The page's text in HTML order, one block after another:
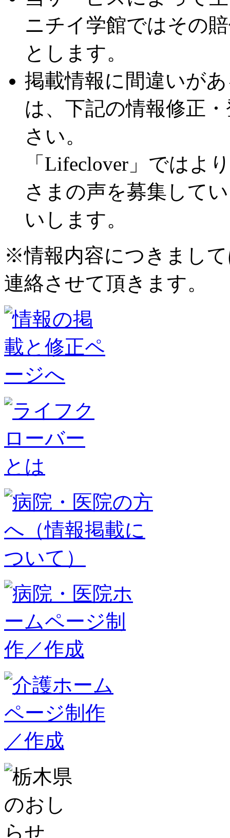
ニチイ学館ではその
とします。
掲載情報に間違いが
は、下記の情報修正
さい。
「Lifeclover」ではよ
さまの声を募集して
いします。
※情報内容につきまし
連絡させて頂きます。